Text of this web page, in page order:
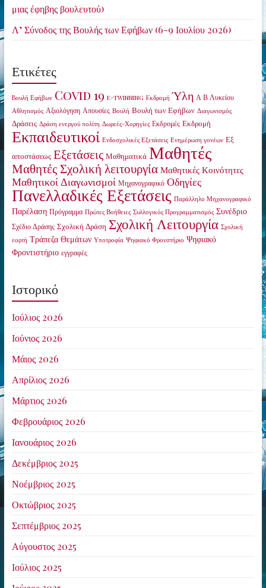
μιας έφηβης βουλευτού)
Λ’ Σύνοδος της Βουλής των Εφήβων (6-9 Ιουλίου 2026)
Ετικέτες
Bουλή Εφήβων Covid 19 e-twinning Eκδρομή Ύλη Α Β Λυκείου
Αθλητισμός Αξιολόγηση Απουσίες Βουλή Βουλή των Εφήβων Διαγωνισμός
Δράσεις Δράση ενεργού πολίτη Δωρεές-Χορηγίες Εκδρομές Εκδρομή
Εκπαιδευτικοί Ενδοσχολικές Εξετάσεις Ενημέρωση γονέων Εξ
αποστάσεως Εξετάσεις Μαθηματικά Μαθητές
Μαθητές Σχολική λειτουργία Μαθητικές Κοινότητες
Μαθητικοί Διαγωνισμοί Μηχανογραφικό Οδηγίες
Πανελλαδικές Εξετάσεις Παράλληλο Μηχανογραφικό
Παρέλαση Πρόγραμμα Πρώτες Βοήθειες Συλλογικός Προγραμματισμός Συνέδριο
Σχέδιο Δράσης Σχολική Δράση Σχολική Λειτουργία Σχολική
εορτή Τράπεζα Θεμάτων Υποτροφία Ψηφιακό Φρονστήριο Ψηφιακό
Φροντιστήριο εγγραφές
Ιστορικό
Ιούλιος 2026
Ιούνιος 2026
Μάιος 2026
Απρίλιος 2026
Μάρτιος 2026
Φεβρουάριος 2026
Ιανουάριος 2026
Δεκέμβριος 2025
Νοέμβριος 2025
Οκτώβριος 2025
Σεπτέμβριος 2025
Αύγουστος 2025
Ιούλιος 2025